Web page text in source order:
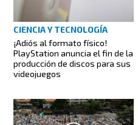
CIENCIA Y TECNOLOGÍA
¡Adiós al formato físico!
PlayStation anuncia el fin de la
producción de discos para sus
videojuegos